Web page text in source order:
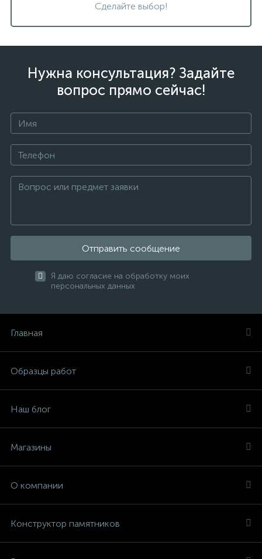
Сделайте выбор!
Нужна консультация? Задайте
вопрос прямо сейчас!
Отправить сообщение
Я даю согласие на обработку моих
персональных данных
Главная
Образцы работ
Наш блог
Магазины
О компании
Конструктор памятников